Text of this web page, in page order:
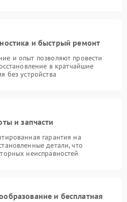
и быстрый ремонт
и опыт позволяют провести
в кратчайшие
без устройства
и запчасти
гарантия на
детали, что
неисправностей
и бесплатная